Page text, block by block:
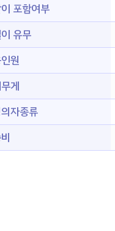
포함여부
유무
원
게
자종류